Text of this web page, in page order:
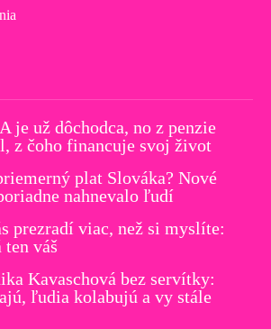
je už dôchodca, no z penzie
z čoho financuje svoj život
plat Slováka? Nové
nahnevalo ľudí
prezradí viac, než si myslíte:
ten váš
Kavaschová bez servítky:
ľudia kolabujú a vy stále